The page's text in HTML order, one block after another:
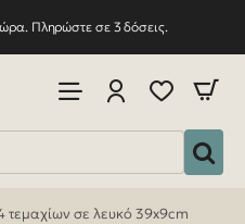
Πληρώστε σε 3 δόσεις.
τεμαχίων σε λευκό 39x9cm